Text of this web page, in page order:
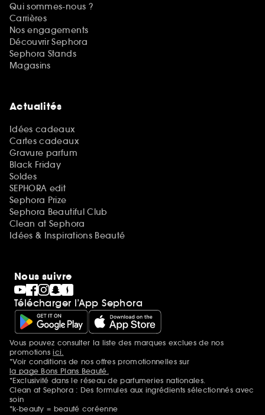
Qui sommes-nous ?
Carrières
Nos engagements
Découvrir Sephora
Sephora Stands
Magasins
Actualités
Idées cadeaux
Cartes cadeaux
Gravure parfum
Black Friday
Soldes
SEPHORA edit
Sephora Prize
Sephora Beautiful Club
Clean at Sephora
Idées & Inspirations Beauté
Nous suivre
Télécharger l’App Sephora
Mentions additionnelles
Vous pouvez consulter la liste des marques exclues de nos
promotionsici.
*Voir conditions de nos offres promotionnelles sur
la page Bons Plans Beauté.
*Exclusivité dans le réseau de parfumeries nationales.
Clean at Sephora : Des formules aux ingrédients sélectionnés avec
soin
*k-beauty = beauté coréenne